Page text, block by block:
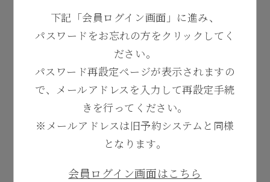
下記「会員ログイン画面」に進み、
パスワードをお忘れの方をクリックしてく
ださい。
パスワード再設定ページが表示されますの
で、メールアドレスを入力して再設定手続
きを行ってください。
※メールアドレスは旧予約システムと同様
となります。
会員ログイン画面はこちら